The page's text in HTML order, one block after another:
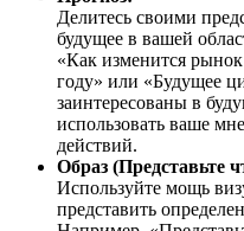
Делитесь своими
будущее в вашей
«Как изменится
году» или «Будущее
заинтересованы в
использовать ваше
действий.
Образ (Представьте
Используйте мощь
представить